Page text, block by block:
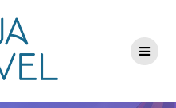
to